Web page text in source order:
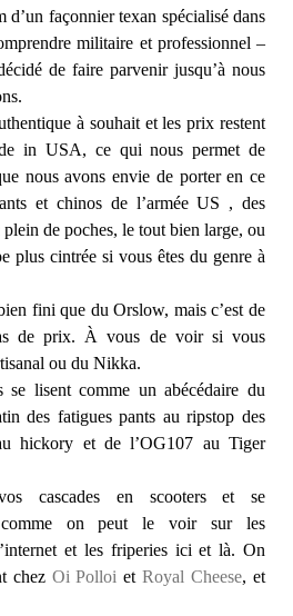
façonnier texan spécialisé dans
militaire et professionnel –
de faire parvenir jusqu’à nous
à souhait et les prix restent
in USA, ce qui nous permet de
nous avons envie de porter en ce
et chinos de l’armée US , des
de poches, le tout bien large, ou
plus cintrée si vous êtes du genre à
fini que du Orslow, mais c’est de
de prix. À vous de voir si vous
ou du Nikka.
se lisent comme un abécédaire du
des fatigues pants au ripstop des
hickory et de l’OG107 au Tiger
cascades en scooters et se
comme on peut le voir sur les
et les friperies ici et là. On
chez Oi Polloi etRoyal Cheese, et